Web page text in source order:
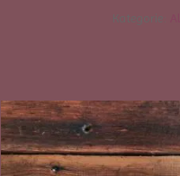
Arnika
Kategorie: